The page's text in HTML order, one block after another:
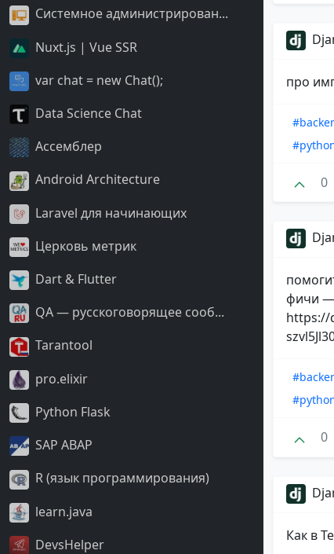
Системное администрирован...
Nuxt.js | Vue SSR
var chat = new Chat();
Data Science Chat
Ассемблер
Android Architecture
Laravel для начинающих
Церковь метрик
Dart & Flutter
QA — русскоговорящее сооб...
Tarantool
pro.elixir
Python Flask
SAP ABAP
R (язык программирования)
learn.java
DevsHelper
про
0
фичи —
https://
0
Как в